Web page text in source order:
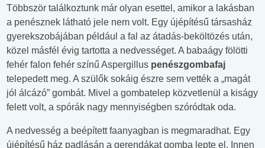
Többször találkoztunk már olyan esettel, amikor a lakásban
a penésznek látható jele nem volt. Egy újépítésű társasház
gyerekszobájában például a fal az átadás-beköltözés után,
közel másfél évig tartotta a nedvességet. A babaágy fölötti
fehér falon fehér színű Aspergillus penészgombafaj
telepedett meg. A szülők sokáig észre sem vették a „magát
jól álcázó” gombát. Mivel a gombatelep közvetlenül a kiságy
felett volt, a spórák nagy mennyiségben szóródtak oda.
A nedvesség a beépített faanyagban is megmaradhat. Egy
újépítésű ház padlásán a gerendákat gomba lepte el. Innen